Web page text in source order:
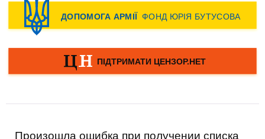
Произошла ошибка при получении списка